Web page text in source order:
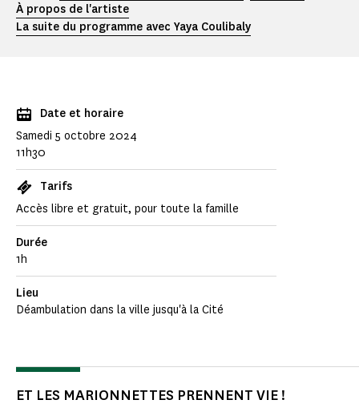
À propos de l'artiste
La suite du programme avec Yaya Coulibaly
Date et horaire
Samedi 5 octobre 2024
11h30
Tarifs
Accès libre et gratuit, pour toute la famille
Durée
1h
Lieu
Déambulation dans la ville jusqu'à la Cité
ET LES MARIONNETTES PRENNENT VIE !